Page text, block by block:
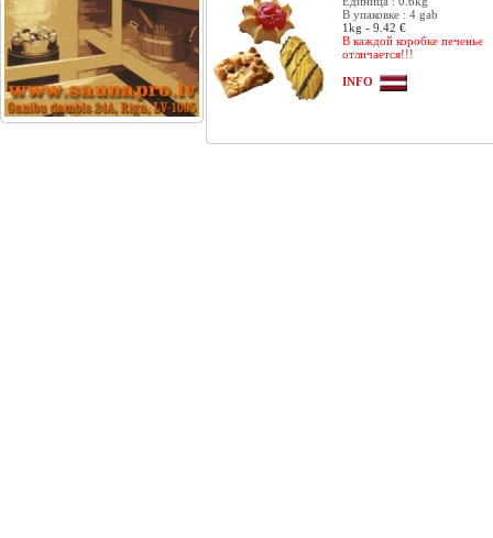
В упаковке : 4 gab
1kg - 9.42 €
В каждой коробке печенье
отличается!!!
INFO